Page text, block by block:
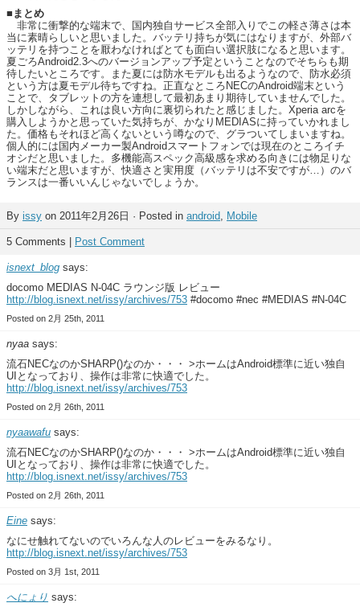
■まとめ
非常に衝撃的な端末で、国内独自サービス全部入りでこの軽さ薄さは本
当に素晴らしいと思いました。バッテリ持ちが気にはなりますが、外部バ
ッテリを持つことを厭わなければとても面白い選択肢になると思います。
夏ごろAndroid2.3へのバージョンアップ予定ということなのでそちらも期
待したいところです。また夏には防水モデルも出るようなので、防水必須
という方は夏モデル待ちですね。正直なところNECのAndroid端末という
ことで、タブレットの方を連想して最初あまり期待していませんでした。
しかしながら、これは良い方向に裏切られたと感じました。Xperia arcを
購入しようかと思っていた気持ちが、かなりMEDIASに持っていかれまし
た。価格もそれほど高くないという噂なので、グラついてしまいますね。
個人的には国内メーカー製Androidスマートフォンでは現在のところイチ
オシだと思いました。多機能高スペック高級感を求める向きには物足りな
い端末だと思いますが、快適さと実用度（バッテリは不安ですが…）のバ
ランスは一番いいんじゃないでしょうか。
By issy on 2011年2月26日 · Posted in android, Mobile
5 Comments | Post Comment
isnext_blog says:
docomo MEDIAS N-04C ラウンジ版 レビュー
http://blog.isnext.net/issy/archives/753 #docomo #nec #MEDIAS #N-04C
Posted on 2月 25th, 2011
nyaa says:
流石NECなのかSHARP()なのか・・・ >ホームはAndroid標準に近い独自
UIとなっており、操作は非常に快適でした。
http://blog.isnext.net/issy/archives/753
Posted on 2月 26th, 2011
nyaawafu says:
流石NECなのかSHARP()なのか・・・ >ホームはAndroid標準に近い独自
UIとなっており、操作は非常に快適でした。
http://blog.isnext.net/issy/archives/753
Posted on 2月 26th, 2011
Eine says:
なにせ触れてないのでいろんな人のレビューをみるなり。
http://blog.isnext.net/issy/archives/753
Posted on 3月 1st, 2011
へにょり says: